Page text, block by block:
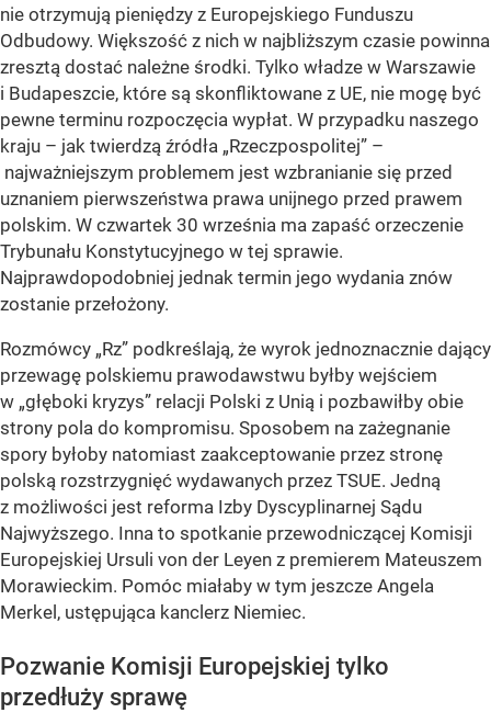
nie otrzymują pieniędzy z Europejskiego Funduszu
Odbudowy. Większość z nich w najbliższym czasie powinna
zresztą dostać należne środki. Tylko władze w Warszawie
i Budapeszcie, które są skonfliktowane z UE, nie mogę być
pewne terminu rozpoczęcia wypłat. W przypadku naszego
kraju – jak twierdzą źródła „Rzeczpospolitej” –
najważniejszym problemem jest wzbranianie się przed
uznaniem pierwszeństwa prawa unijnego przed prawem
polskim. W czwartek 30 września ma zapaść orzeczenie
Trybunału Konstytucyjnego w tej sprawie.
Najprawdopodobniej jednak termin jego wydania znów
zostanie przełożony.
Rozmówcy „Rz” podkreślają, że wyrok jednoznacznie dający
przewagę polskiemu prawodawstwu byłby wejściem
w „głęboki kryzys” relacji Polski z Unią i pozbawiłby obie
strony pola do kompromisu. Sposobem na zażegnanie
spory byłoby natomiast zaakceptowanie przez stronę
polską rozstrzygnięć wydawanych przez TSUE. Jedną
z możliwości jest reforma Izby Dyscyplinarnej Sądu
Najwyższego. Inna to spotkanie przewodniczącej Komisji
Europejskiej Ursuli von der Leyen z premierem Mateuszem
Morawieckim. Pomóc miałaby w tym jeszcze Angela
Merkel, ustępująca kanclerz Niemiec.
Pozwanie Komisji Europejskiej tylko
przedłuży sprawę